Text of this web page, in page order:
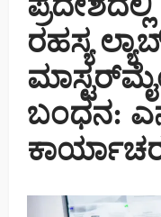
ರಹಸ್ಯ
ಬಂಧನ: